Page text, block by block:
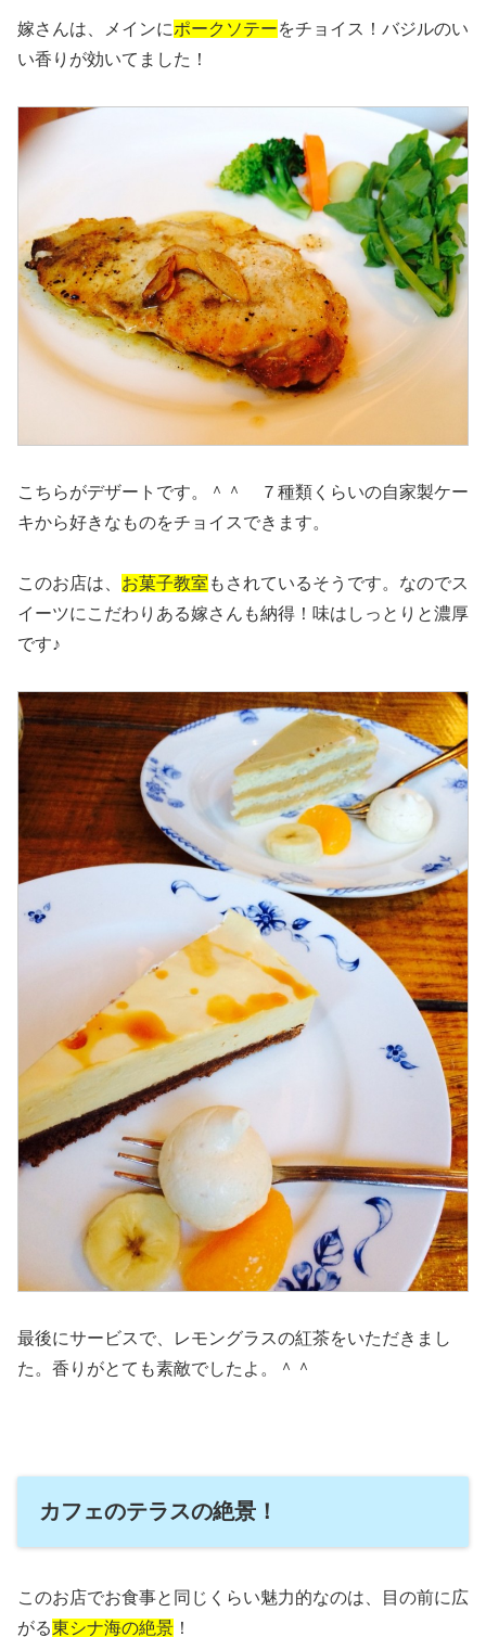
嫁さんは、メインにポークソテーをチョイス！バジルのい
い香りが効いてました！
こちらがデザートです。＾＾ ７種類くらいの自家製ケー
キから好きなものをチョイスできます。
このお店は、 お菓子教室 もされているそうです。なのでス
イーツにこだわりある嫁さんも納得！味はしっとりと濃厚
です♪
最後にサービスで、レモングラスの紅茶をいただきまし
た。香りがとても素敵でしたよ。＾＾
カフェのテラスの絶景！
このお店でお食事と同じくらい魅力的なのは、目の前に広
がる東シナ海の絶景 ！